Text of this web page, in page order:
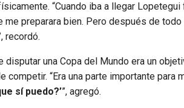
“Cuando iba a llegar
me preparara bien. Pero después de
recordó.
disputar una Copa del Mundo era un
competir. “Era una parte importante para
sí puedo?’”, agregó.